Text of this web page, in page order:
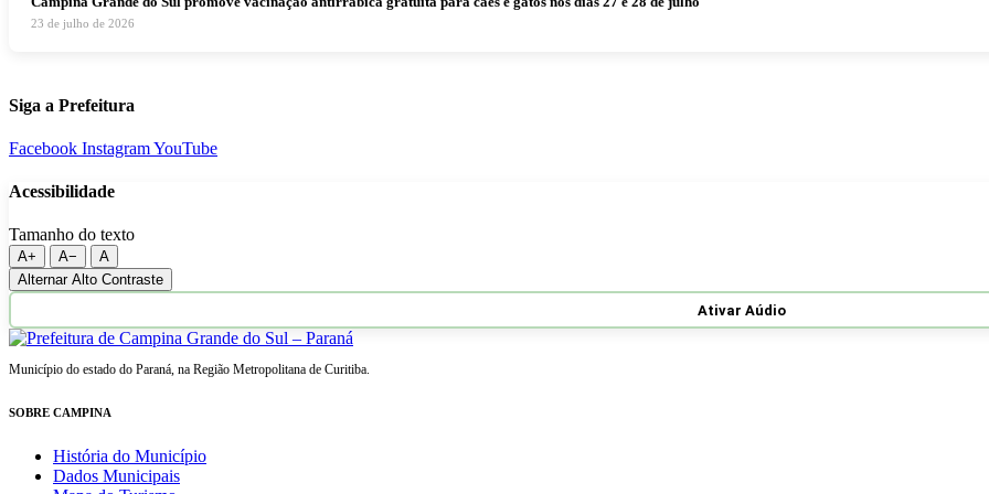
23 de julho de 2026
Siga a Prefeitura
Facebook InstagramYouTube
Acessibilidade
Tamanho do texto
A+ A−
A
Alternar Alto Contraste
Ativar Aúdio
Município do estado do Paraná, na Região Metropolitana de Curitiba.
SOBRE CAMPINA
História do Município
Dados Municipais